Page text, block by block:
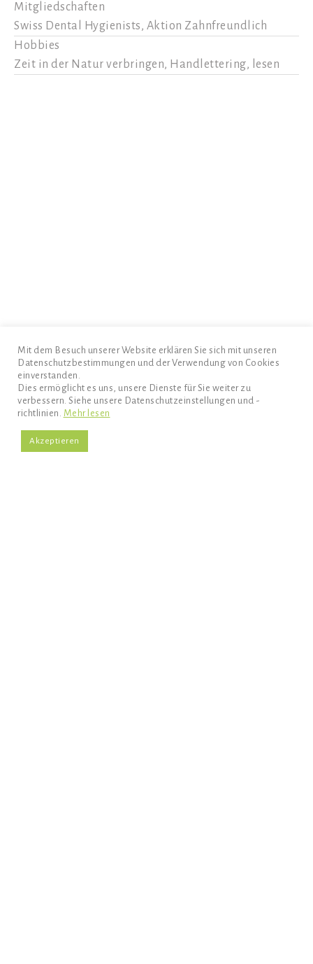
Mitgliedschaften
Swiss Dental Hygienists, Aktion Zahnfreundlich
Hobbies
Zeit in der Natur verbringen, Handlettering, lesen
Mit dem Besuch unserer Website erklären Sie sich mit unseren
Datenschutzbestimmungen und der Verwendung von Cookies
einverstanden.
Dies ermöglicht es uns, unsere Dienste für Sie weiter zu
verbessern. Siehe unsere Datenschutzeinstellungen und -
richtlinien. Mehr lesen
Akzeptieren